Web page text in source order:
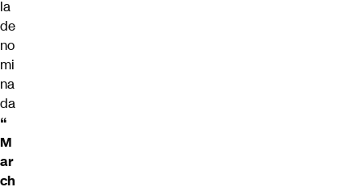
la
de
no
mi
na
da
“
M
ar
ch